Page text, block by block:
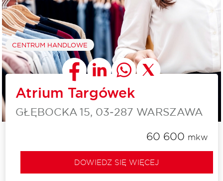
CENTRUM HANDLOWE
Atrium Targówek
GŁĘBOCKA 15, 03‑287 WARSZAWA
60 600 mkw
DOWIEDZ SIĘ WIĘCEJ